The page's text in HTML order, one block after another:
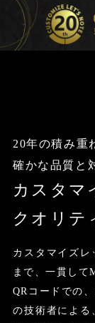
20年の積み重
確かな品質と
カスタマ
クオリテ
カスタマイズレ
まで、一貫し
QRコードでの
の技術者による